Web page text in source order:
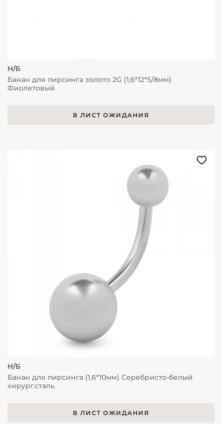
Н/Б
Банан для пирсинга золото 2G (1,6*12*5/8мм)
Фиолетовый
В ЛИСТ ОЖИДАНИЯ
Н/Б
Банан для пирсинга (1,6*10мм) Серебристо-белый
хирург.сталь
В ЛИСТ ОЖИДАНИЯ